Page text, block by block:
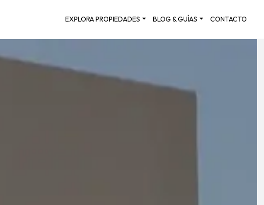
EXPLORA PROPIEDADES BLOG & GUÍAS CONTACTO